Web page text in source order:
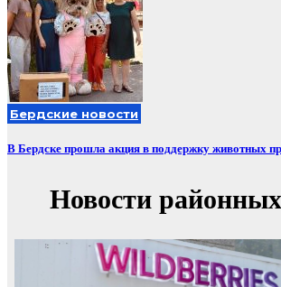
Бердские новости
В Бердске прошла акция в поддержку животных